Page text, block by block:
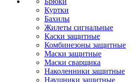
Куртки
Бахилы
Жилеты сигнальные
Каски защитные
Комбинезоны защитные
Маски защитные
Маски сварщика
Наколенники защитные
Наушники защитные